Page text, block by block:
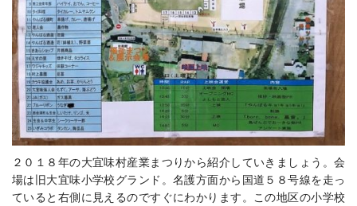
２０１８年の大宜味村産業まつりから紹介していきましょう。会
場は旧大宜味小学校グランド。名護方面から国道５８号線を走っ
ていると右側に見えるのですぐにわかります。この地区の小学校